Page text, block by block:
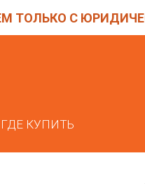
ТОЛЬКО С
ГДЕ КУПИТЬ